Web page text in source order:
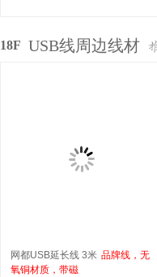
18F USB线周边线材
网都USB延长线 3米 品牌线，无
氧铜材质，带磁